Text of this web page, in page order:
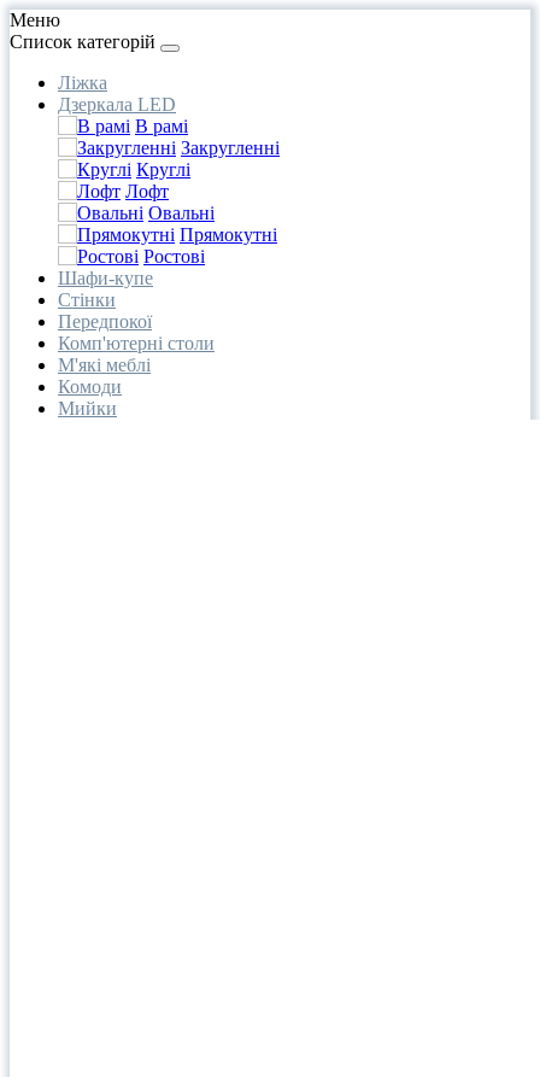
Меню
Список категорій
Ліжка
Дзеркала LED
В рамі
Закругленні
Круглі
Лофт
Овальні
Прямокутні
Ростові
Шафи-купе
Стінки
Передпокої
Комп'ютерні столи
М'які меблі
Комоди
Мийки